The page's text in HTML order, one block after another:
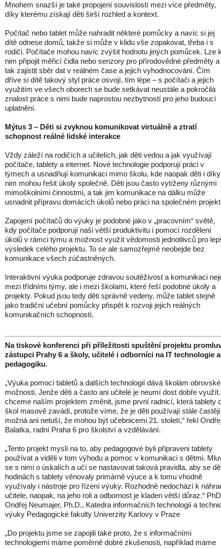
Mnohem snazší je také propojení souvislostí mezi více předměty,
díky kterému získají děti širší rozhled a kontext.
Počítač nebo tablet může nahradit některé pomůcky a navíc si jej
dítě odnese domů, takže si může v klidu vše zopakovat, třeba i s
rodiči. Počítače mohou navíc zvýšit hodnotu jiných pomůcek. Lze
nim připojit měřicí čidla nebo senzory pro přírodovědné předměty a
tak zajistit sběr dat v reálném čase a jejich vyhodnocování. Čím
dříve si dítě takový styl práce osvojí, tím lépe – s počítači a jejich
využitím ve všech oborech se bude setkávat neustále a pokročilá
znalost práce s nimi bude naprostou nezbytností pro jeho budoucí
uplatnění.
Mýtus 3 – Děti si zvyknou komunikovat virtuálně a ztratí
schopnost reálné lidské interakce
Vždy záleží na rodičích a učitelích, jak děti vedou a jak využívají
počítače, tablety a internet. Nové technologie podporují práci v
týmech a usnadňují komunikaci mimo školu, kde naopak děti i díky
nim mohou řešit úkoly společně. Děti jsou často vytíženy různými
mimoškolními činnostmi, a tak jim komunikace na dálku může
usnadnit přípravu domácích úkolů nebo práci na společném
Zapojení počítačů do výuky je podobné jako v „pracovním“ světě,
kdy počítače podporují naši větší produktivitu i pomocí rozdělení
úkolů v rámci týmu a možnost využít vědomosti jednotlivců pro
výsledek celého projektu. To se ale samozřejmě neobejde bez
komunikace všech zúčastněných.
Interaktivní výuka podporuje zdravou soutěživost a komunikaci
mezi třídními týmy, ale i mezi školami, které řeší podobné úkoly a
projekty. Pokud jsou tedy děti správně vedeny, může tablet stejně
jako tradiční učební pomůcky přispět k rozvoji jejich reálných
komunikačních schopností.
Na tiskové konferenci při příležitosti spuštění projektu
zástupci Prahy 6 a školy, učitelé i odborníci na IT technologie a
pedagogiku.
„Výuka pomocí tabletů a dalších technologií dává školám obrovské
možnosti. Jenže děti a často ani učitelé je neumí dost dobře využít.
chceme naším projektem změnit, jsme první radnicí, která tablety
škol masově zavádí, protože víme, že je děti používají stále
možná ani netuší, že mohou být učebnicemi 21. století,“ řekl
Balatka, radní Praha 6 pro školství a vzdělávání.
„Tento projekt myslí na to, aby pedagogové byli připraveni tablety
používat a viděli v tom výhodu a pomoc v komunikaci s dětmi.
se s nimi o úskalích a učí se nastavovat taková pravidla, aby se
hodinách s tablety věnovaly primárně výuce a k tomu vhodně
využívaly i nástroje pro řízení výuky. Rozhodně nedochází k
učitele, naopak, na jeho roli a odbornost je kladen větší důraz.“
Ondřej Neumajer, Ph.D., Katedra informačních technologií a
výuky Pedagogické fakulty Univerzity Karlovy v Praze
„Do projektu jsme se zapojili také proto, že s informačními
technologiemi máme poměrně dobré zkušenosti, například máme